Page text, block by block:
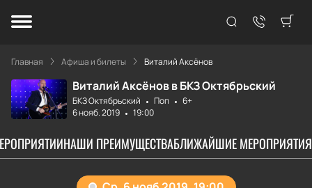
Главная Афиша и билеты Виталий Аксёнов
Виталий Аксёнов в БКЗ Октябрьский
БКЗ Октябрьский Поп
6+
6 нояб. 2019
19:00
НАШИ ПРЕИМУЩЕСТВАБЛИЖАЙШИЕ МЕРОПРИЯТИЯ